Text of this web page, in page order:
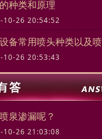
种类和原理
10-26 20:54:52
10-26 20:53:43
泉渗漏呢？
10-26 21:03:08